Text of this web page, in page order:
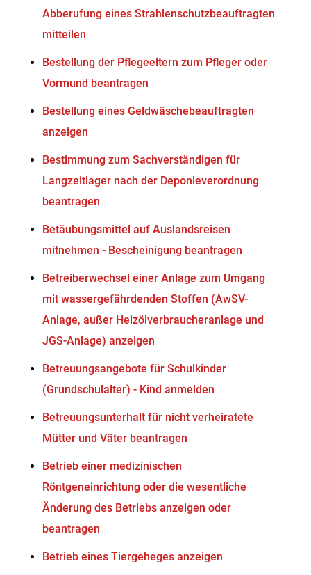
Abberufung eines Strahlenschutzbeauftragten
mitteilen
Bestellung der Pflegeeltern zum Pfleger oder
Vormund beantragen
Bestellung eines Geldwäschebeauftragten
anzeigen
Bestimmung zum Sachverständigen für
Langzeitlager nach der Deponieverordnung
beantragen
Betäubungsmittel auf Auslandsreisen
mitnehmen - Bescheinigung beantragen
Betreiberwechsel einer Anlage zum Umgang
mit wassergefährdenden Stoffen (AwSV-
Anlage, außer Heizölverbraucheranlage und
JGS-Anlage) anzeigen
Betreuungsangebote für Schulkinder
(Grundschulalter) - Kind anmelden
Betreuungsunterhalt für nicht verheiratete
Mütter und Väter beantragen
Betrieb einer medizinischen
Röntgeneinrichtung oder die wesentliche
Änderung des Betriebs anzeigen oder
beantragen
Betrieb eines Tiergeheges anzeigen